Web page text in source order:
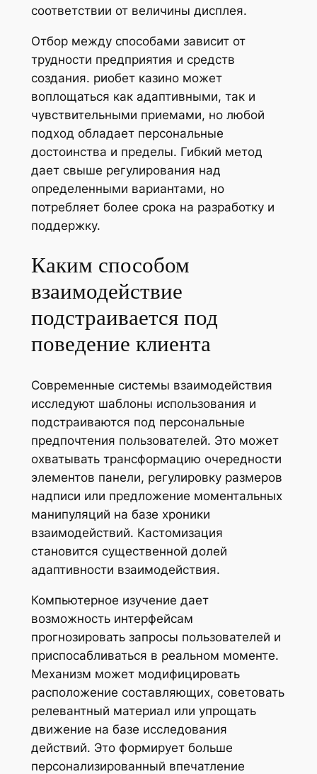
соответствии от величины дисплея.
Отбор между способами зависит от
трудности предприятия и средств
создания. риобет казино может
воплощаться как адаптивными, так и
чувствительными приемами, но любой
подход обладает персональные
достоинства и пределы. Гибкий метод
дает свыше регулирования над
определенными вариантами, но
потребляет более срока на разработку и
поддержку.
Каким способом
взаимодействие
подстраивается под
поведение клиента
Современные системы взаимодействия
исследуют шаблоны использования и
подстраиваются под персональные
предпочтения пользователей. Это может
охватывать трансформацию очередности
элементов панели, регулировку размеров
надписи или предложение моментальных
манипуляций на базе хроники
взаимодействий. Кастомизация
становится существенной долей
адаптивности взаимодействия.
Компьютерное изучение дает
возможность интерфейсам
прогнозировать запросы пользователей и
приспосабливаться в реальном моменте.
Механизм может модифицировать
расположение составляющих, советовать
релевантный материал или упрощать
движение на базе исследования
действий. Это формирует больше
персонализированный впечатление